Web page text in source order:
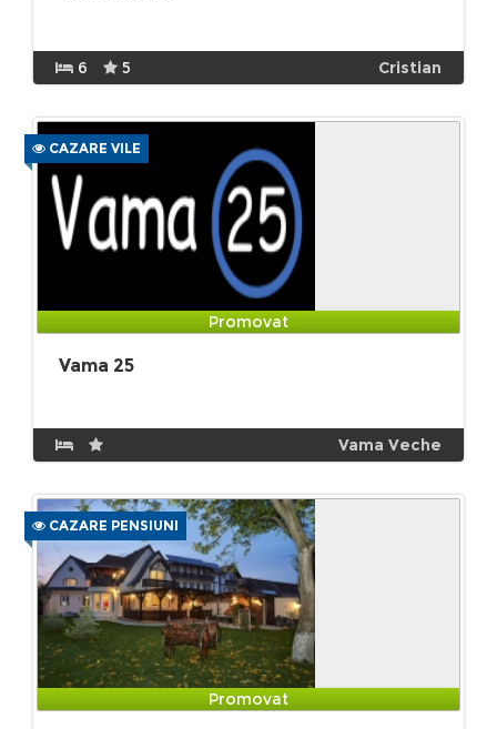
6 5 Cristian
CAZARE VILE
Promovat
Vama 25
Vama Veche
CAZARE PENSIUNI
Promovat